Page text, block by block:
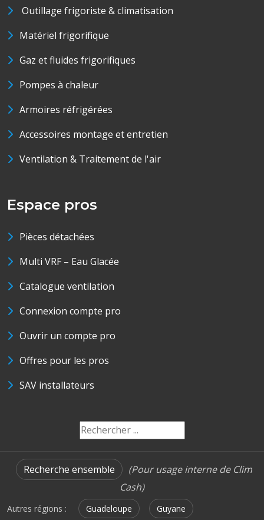
Outillage frigoriste & climatisation
Matériel frigorifique
Gaz et fluides frigorifiques
Pompes à chaleur
Armoires réfrigérées
Accessoires montage et entretien
Ventilation & Traitement de l'air
Espace pros
Pièces détachées
Multi VRF – Eau Glacée
Catalogue ventilation
Connexion compte pro
Ouvrir un compte pro
Offres pour les pros
SAV installateurs
Recherche ensemble
(Pour usage interne de Clim
Cash)
Autres régions : Guadeloupe Guyane